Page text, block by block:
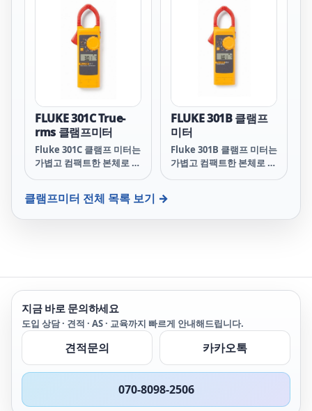
FLUKE 301C True-
rms 클램프미터
Fluke 301C 클램프 미터는
가볍고 컴팩트한 본체로 포
조밀한 와이어 사이를 쉽게
통해 더 많은 테스트 요구
사항을 처리할 수 있습니
다. True-rms 기능을 사용
하면 주파수 변조 신호와
같은 비선형 신호를 보다
정확하게 테스트할 수 있습
FLUKE 301B 클램프
미터
Fluke 301B 클램프 미터는
가볍고 컴팩트한 본체로 포
Fluke 301B로 더 많은 테
스트 요구 사항을 처리할
클램프미터 전체 목록 보기 →
지금 바로 문의하세요
도입 상담 · 견적 · AS · 교육까지 빠르게 안내해드립니다.
견적문의 카카오톡
070-8098-2506